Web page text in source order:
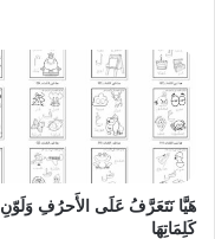
هَيَّا نَتَعَرَّفُ عَلَى الأَحرُفِ وَلَوّنِ
كَلِمَاتِهَا